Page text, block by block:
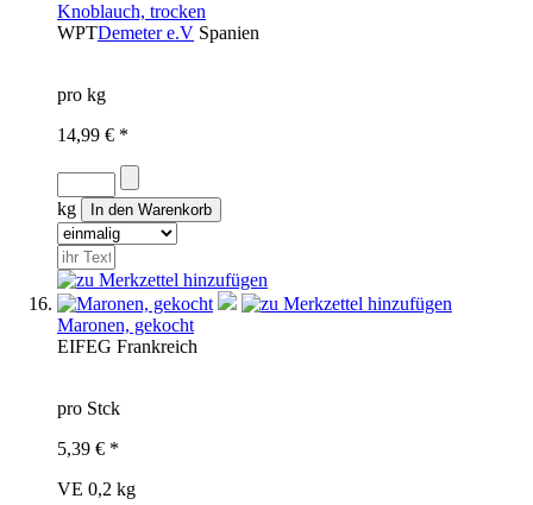
Knoblauch, trocken
WPTDemeter e.V Spanien
pro kg
14,99 € *
kg
Maronen, gekocht
EIFEG Frankreich
pro Stck
5,39 € *
VE 0,2 kg